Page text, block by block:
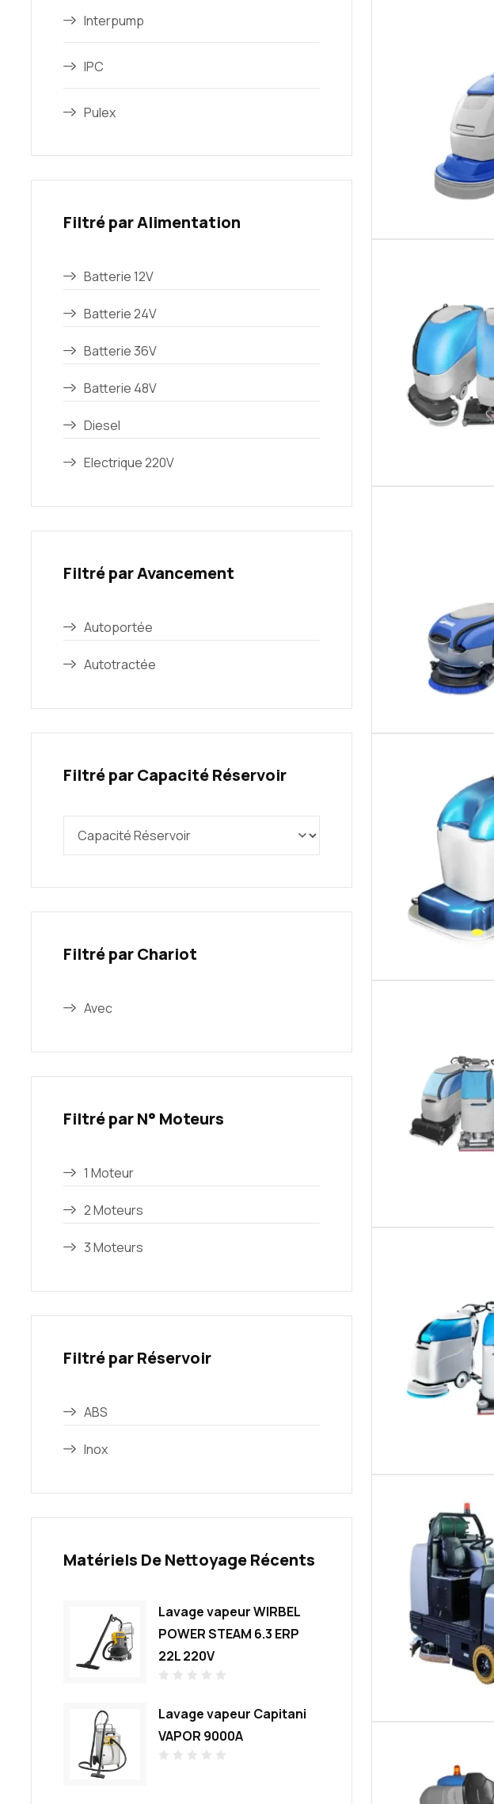
Interpump
IPC
Pulex
Filtré par Alimentation
Batterie 12V
Batterie 24V
Batterie 36V
Batterie 48V
Diesel
Electrique 220V
Filtré par Avancement
Autoportée
Autotractée
Filtré par Capacité Réservoir
Filtré par Chariot
Avec
Filtré par N° Moteurs
1 Moteur
2 Moteurs
3 Moteurs
Filtré par Réservoir
ABS
Inox
Matériels De Nettoyage Récents
Lavage vapeur WIRBEL
POWER STEAM 6.3 ERP
22L 220V
t
e
0
s
u
r
Lavage vapeur Capitani
VAPOR 9000A